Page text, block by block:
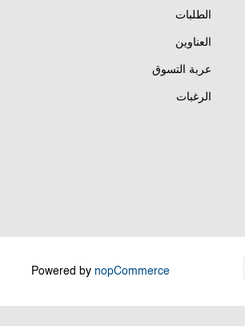
الطلبات
العناوين
عربة التسوق
الرغبات
Powered by nopCommerce